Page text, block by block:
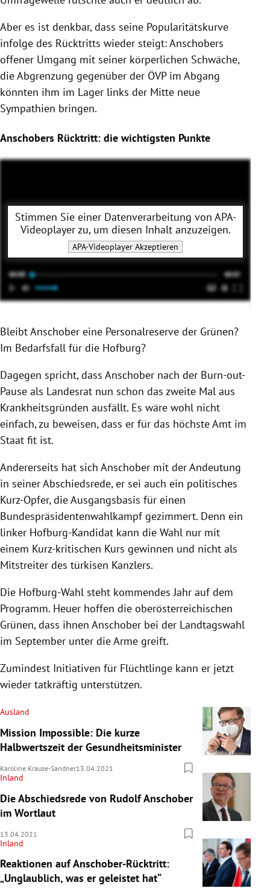
Aber es ist denkbar, dass seine Popularitätskurve
infolge des Rücktritts wieder steigt: Anschobers
offener Umgang mit seiner körperlichen Schwäche,
die Abgrenzung gegenüber der ÖVP im Abgang
könnten ihm im Lager links der Mitte neue
Sympathien bringen.
Anschobers Rücktritt: die wichtigsten Punkte
Stimmen Sie einer Datenverarbeitung von APA-
Videoplayerzu, um diesen Inhalt anzuzeigen.
APA-Videoplayer Akzeptieren
Bleibt Anschober eine Personalreserve der Grünen?
Im Bedarfsfall für die Hofburg?
Dagegen spricht, dass Anschober nach der Burn-out-
Pause als Landesrat nun schon das zweite Mal aus
Krankheitsgründen ausfällt. Es wäre wohl nicht
einfach, zu beweisen, dass er für das höchste Amt im
Staat fit ist.
Andererseits hat sich Anschober mit der Andeutung
in seiner Abschiedsrede, er sei auch ein politisches
Kurz-Opfer, die Ausgangsbasis für einen
Bundespräsidentenwahlkampf gezimmert. Denn ein
linker Hofburg-Kandidat kann die Wahl nur mit
einem Kurz-kritischen Kurs gewinnen und nicht als
Mitstreiter des türkisen Kanzlers.
Die Hofburg-Wahl steht kommendes Jahr auf dem
Programm. Heuer hoffen die oberösterreichischen
Grünen, dass ihnen Anschober bei der Landtagswahl
im September unter die Arme greift.
Zumindest Initiativen für Flüchtlinge kann er jetzt
wieder tatkräftig unterstützen.
Ausland
Mission Impossible: Die kurze
Halbwertszeit der Gesundheitsminister
Karoline Krause-Sandner13.04.2021
Inland
Die Abschiedsrede von Rudolf Anschober
im Wortlaut
13.04.2021
Inland
Reaktionen auf Anschober-Rücktritt:
„Unglaublich, was er geleistet hat“